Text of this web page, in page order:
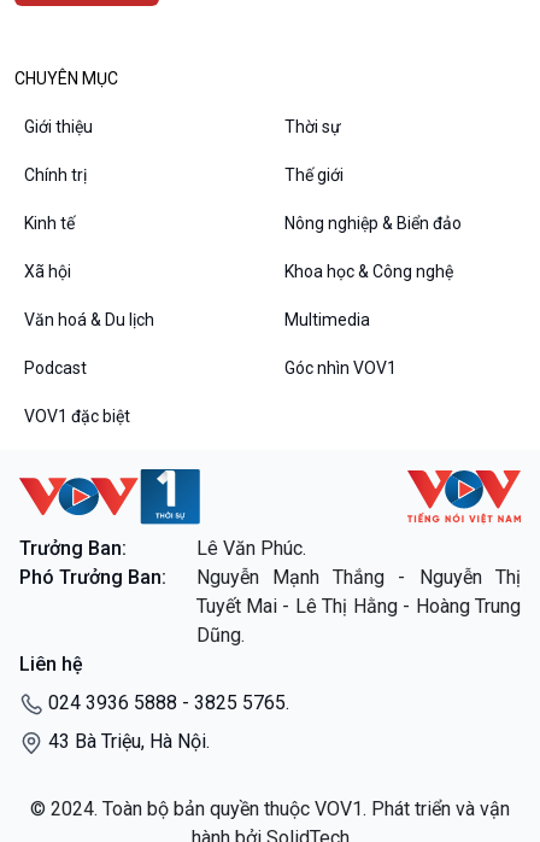
VOV1 đặc biệt
Thanh âm ký sự
Các chương trình đặc biệt
CHUYÊN MỤC
Giới thiệu Thời sự
Chính trị Thế giới
Kinh tế Nông nghiệp & Biển đảo
Xã hội Khoa học & Công nghệ
Văn hoá & Du lịch Multimedia
Podcast Góc nhìn VOV1
VOV1 đặc biệt
Trưởng Ban:
Lê Văn Phúc.
Phó Trưởng Ban:
Nguyễn Mạnh Thắng - Nguyễn Thị
Tuyết Mai - Lê Thị Hằng - Hoàng Trung
Dũng.
Liên hệ
024 3936 5888 - 3825 5765.
43 Bà Triệu, Hà Nội.
© 2024. Toàn bộ bản quyền thuộc VOV1. Phát triển và vận